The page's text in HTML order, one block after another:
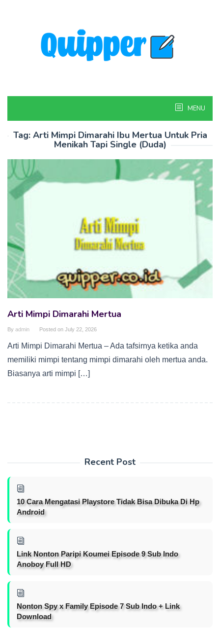
MENU
Tag: Arti Mimpi Dimarahi Ibu Mertua Untuk Pria
Menikah Tapi Single (Duda)
Arti Mimpi Dimarahi Mertua
By admin Posted on July 22, 2026
Arti Mimpi Dimarahi Mertua – Ada tafsirnya ketika anda
memiliki mimpi tentang mimpi dimarahi oleh mertua anda.
Biasanya arti mimpi […]
Recent Post
10 Cara Mengatasi Playstore Tidak Bisa Dibuka Di Hp
Android
Link Nonton Paripi Koumei Episode 9 Sub Indo
Anoboy Full HD
Nonton Spy x Family Episode 7 Sub Indo + Link
Download